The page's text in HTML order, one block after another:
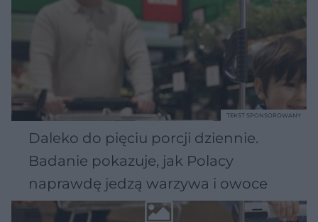
Daleko do pięciu porcji dziennie.
Badanie pokazuje, jak Polacy
naprawdę jedzą warzywa i owoce
TEKST SPONSOROWANY